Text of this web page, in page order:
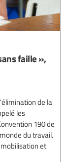
faille »,
de la
les
190 de
du travail.
et